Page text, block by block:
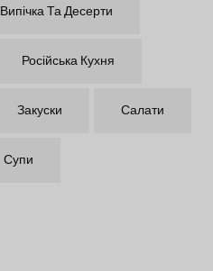
Випічка Та Десерти
Російська Кухня
Закуски Салати
Супи